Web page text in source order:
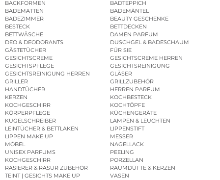
BACKFORMEN
BADTEPPICH
BADEMATTEN
BADEMÄNTEL
BADEZIMMER
BEAUTY GESCHENKE
BESTECK
BETTDECKEN
BETTWÄSCHE
DAMEN PARFUM
DEO & DEODORANTS
DUSCHGEL & BADESCHAUM
GÄSTETÜCHER
FÜR SIE
GESICHTSCREME
GESICHTSCREME HERREN
GESICHTSPFLEGE
GESICHTSREINIGUNG
GESICHTSREINIGUNG HERREN
GLÄSER
GRILLER
GRILLZUBEHÖR
HANDTÜCHER
HERREN PARFUM
KERZEN
KOCHBESTECK
KOCHGESCHIRR
KOCHTÖPFE
KÖRPERPFLEGE
KÜCHENGERÄTE
KUGELSCHREIBER
LAMPEN & LEUCHTEN
LEINTÜCHER & BETTLAKEN
LIPPENSTIFT
LIPPEN MAKE UP
MESSER
MÖBEL
NAGELLACK
UNISEX PARFUMS
PEELING
KOCHGESCHIRR
PORZELLAN
RASIERER & RASUR ZUBEHÖR
RAUMDÜFTE & KERZEN
TEINT | GESICHTS MAKE UP
VASEN